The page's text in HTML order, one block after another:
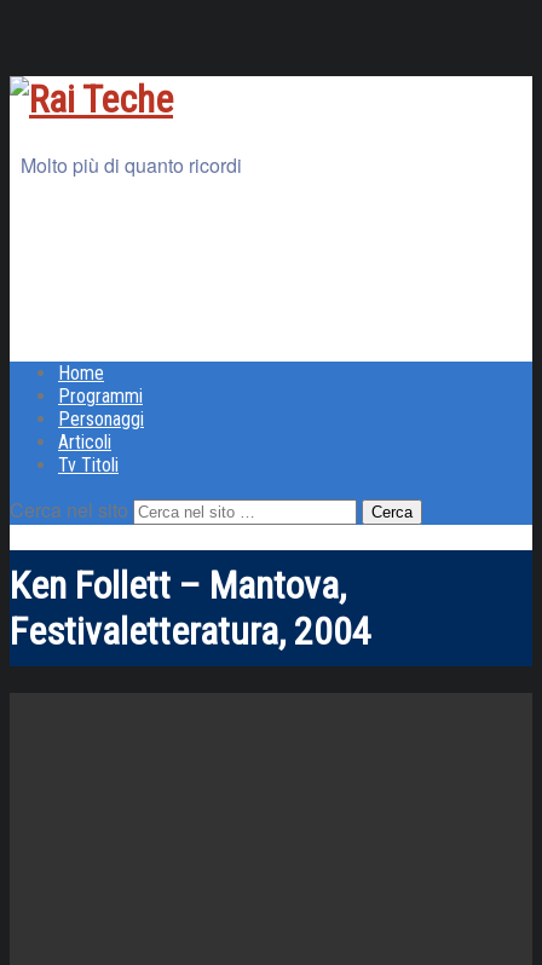
Molto più di quanto ricordi
Home
Programmi
Personaggi
Articoli
Tv Titoli
Cerca nel sito
Ken Follett – Mantova,
Festivaletteratura, 2004